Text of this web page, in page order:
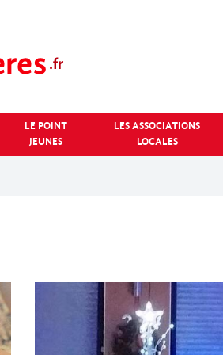
LE POINT
JEUNES
LES ASSOCIATIONS
LOCALES